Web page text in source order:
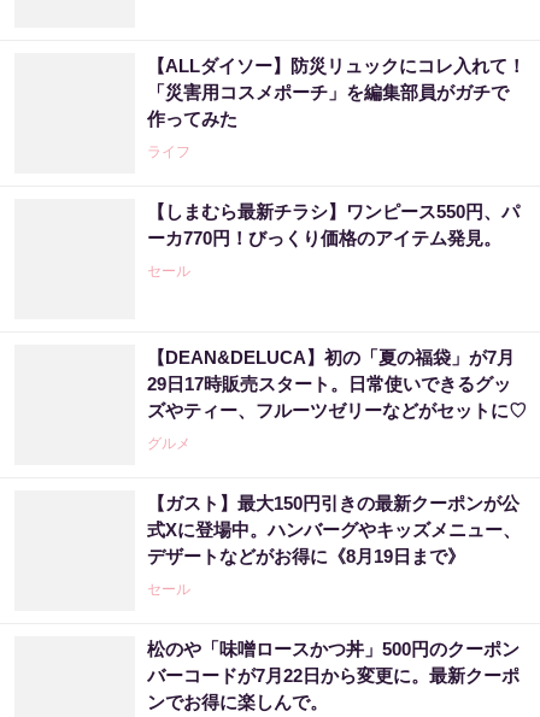
PR（合同会社デジタルファーム ）
【ALLダイソー】防災リュックにコレ入れて！
「災害用コスメポーチ」を編集部員がガチで
作ってみた
ライフ
【しまむら最新チラシ】ワンピース550円、パ
ーカ770円！びっくり価格のアイテム発見。
セール
【DEAN&DELUCA】初の「夏の福袋」が7月
29日17時販売スタート。日常使いできるグッ
ズやティー、フルーツゼリーなどがセットに♡
グルメ
【ガスト】最大150円引きの最新クーポンが公
式Xに登場中。ハンバーグやキッズメニュー、
デザートなどがお得に《8月19日まで》
セール
松のや「味噌ロースかつ丼」500円のクーポン
バーコードが7月22日から変更に。最新クーポ
ンでお得に楽しんで。